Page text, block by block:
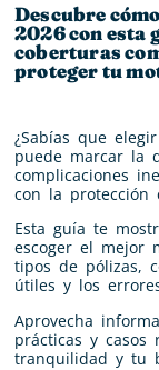
Descubre
2026 con esta
coberturas
proteger tu
¿Sabías que
puede marcar la
complicaciones
con la protección
Esta guía te
escoger el mejor
tipos de pólizas,
útiles y los
Aprovecha
prácticas y casos
tranquilidad y tu